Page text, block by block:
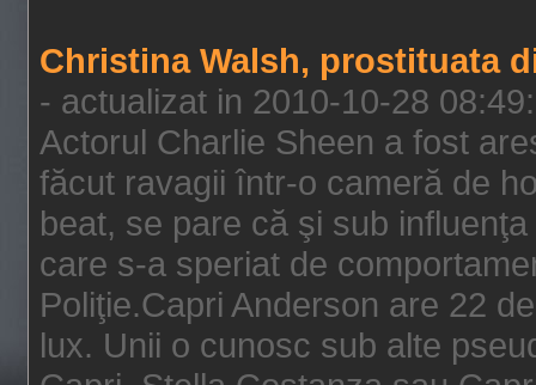
Christina Walsh, prostituata
- actualizat in 2010-10-28
Actorul Charlie Sheen a fost
făcut ravagii într-o cameră de
beat, se pare că şi sub
care s-a speriat de
Poliţie.Capri Anderson are 22
lux. Unii o cunosc sub alte